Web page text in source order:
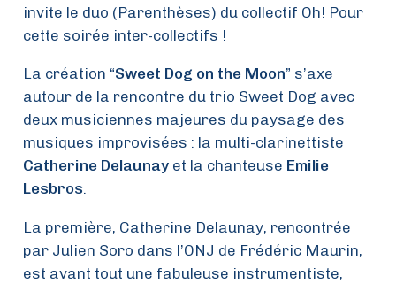
invite le duo (Parenthèses) du collectif Oh! Pour
cette soirée inter-collectifs !
La création “Sweet Dog on the Moon” s’axe
autour de la rencontre du trio Sweet Dog avec
deux musiciennes majeures du paysage des
musiques improvisées : la multi-clarinettiste
Catherine Delaunay et la chanteuse Emilie
Lesbros.
La première, Catherine Delaunay, rencontrée
par Julien Soro dans l’ONJ de Frédéric Maurin,
est avant tout une fabuleuse instrumentiste,